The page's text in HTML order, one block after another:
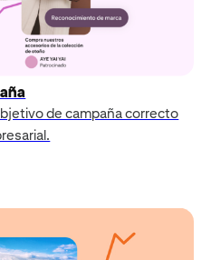
de campaña correcto